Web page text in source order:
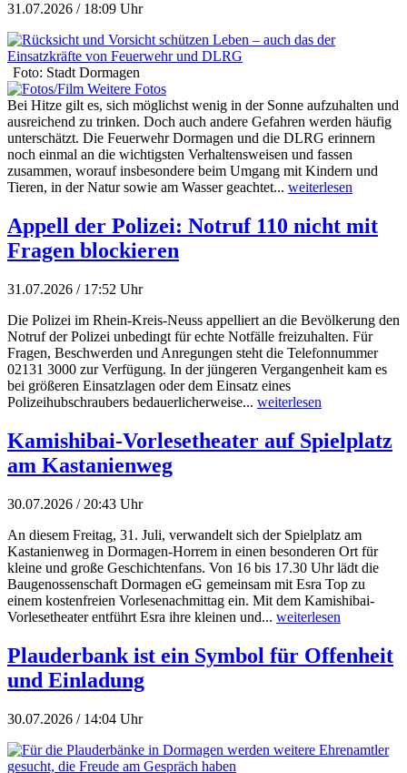
31.07.2026 / 18:09 Uhr
Foto: Stadt Dormagen
Weitere Fotos
Bei Hitze gilt es, sich möglichst wenig in der Sonne aufzuhalten und
ausreichend zu trinken. Doch auch andere Gefahren werden häufig
unterschätzt. Die Feuerwehr Dormagen und die DLRG erinnern
noch einmal an die wichtigsten Verhaltensweisen und fassen
zusammen, worauf insbesondere beim Umgang mit Kindern und
Tieren, in der Natur sowie am Wasser geachtet... weiterlesen
Appell der Polizei: Notruf 110 nicht mit
Fragen blockieren
31.07.2026 / 17:52 Uhr
Die Polizei im Rhein-Kreis-Neuss appelliert an die Bevölkerung den
Notruf der Polizei unbedingt für echte Notfälle freizuhalten. Für
Fragen, Beschwerden und Anregungen steht die Telefonnummer
02131 3000 zur Verfügung. In der jüngeren Vergangenheit kam es
bei größeren Einsatzlagen oder dem Einsatz eines
Polizeihubschraubers bedauerlicherweise... weiterlesen
Kamishibai-Vorlesetheater auf Spielplatz
am Kastanienweg
30.07.2026 / 20:43 Uhr
An diesem Freitag, 31. Juli, verwandelt sich der Spielplatz am
Kastanienweg in Dormagen-Horrem in einen besonderen Ort für
kleine und große Geschichtenfans. Von 16 bis 17.30 Uhr lädt die
Baugenossenschaft Dormagen eG gemeinsam mit Esra Top zu
einem kostenfreien Vorlesenachmittag ein. Mit dem Kamishibai-
Vorlesetheater entführt Esra ihre kleinen und... weiterlesen
Plauderbank ist ein Symbol für Offenheit
und Einladung
30.07.2026 / 14:04 Uhr